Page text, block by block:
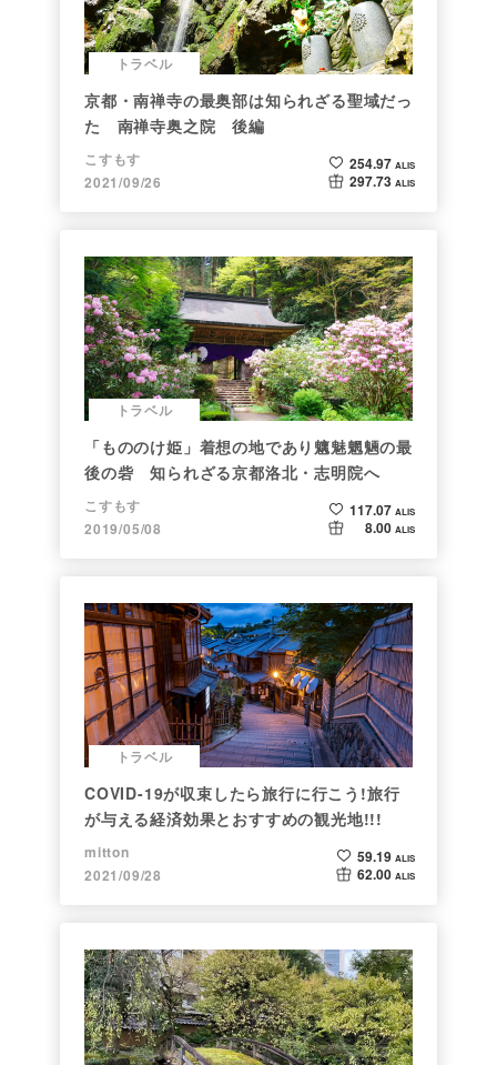
トラベル
京都・南禅寺の最奥部は知られざる聖域だっ
た 南禅寺奥之院 後編
こすもす
2021/09/26
254.97 ALIS
297.73 ALIS
トラベル
「もののけ姫」着想の地であり魑魅魍魎の最
後の砦 知られざる京都洛北・志明院へ
こすもす
2019/05/08
117.07 ALIS
8.00 ALIS
トラベル
COVID-19が収束したら旅行に行こう!旅行
が与える経済効果とおすすめの観光地!!!
mitton
2021/09/28
59.19 ALIS
62.00 ALIS